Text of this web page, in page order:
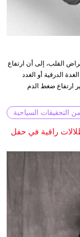
القلب، إلى أن ارتفاع
الدرقية أو الغدد
ارتفاع ضغط الدم
من التحقيقات السياحية
راقية في حفل